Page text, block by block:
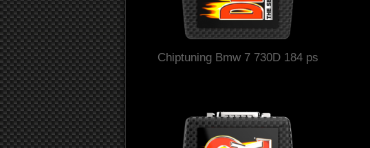
Chiptuning Bmw 7 730D 184 ps